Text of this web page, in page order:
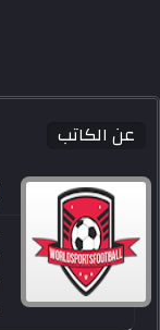
عن الكاتب